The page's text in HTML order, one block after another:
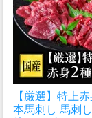
【厳選】特上
本馬刺し 馬刺